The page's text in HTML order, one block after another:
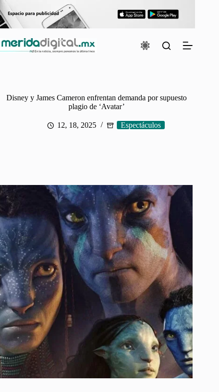
al
contenido
Disney y James Cameron enfrentan demanda por supuesto
plagio de ‘Avatar’
12, 18, 2025 Espectáculos